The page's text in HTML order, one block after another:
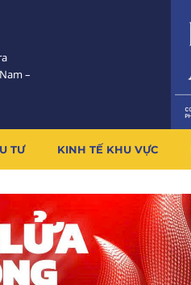
–
TƯ KINH TẾ KHU VỰC